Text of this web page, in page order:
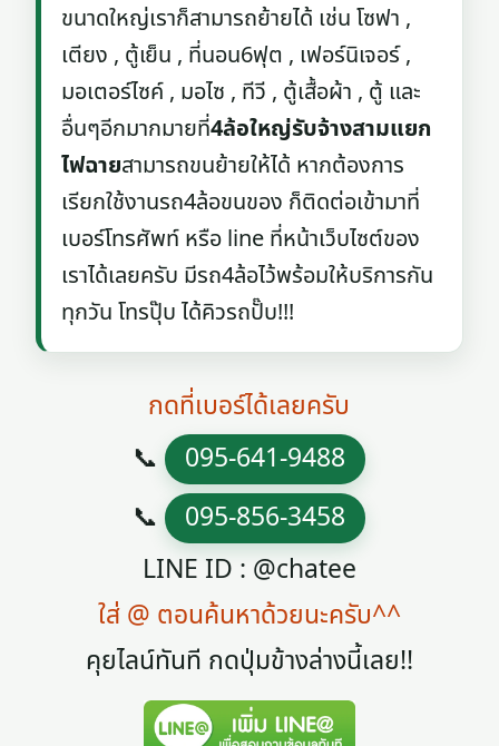
ขนาดใหญ่เราก็สามารถย้ายได้ เช่น โซฟา ,
เตียง , ตู้เย็น , ที่นอน6ฟุต , เฟอร์นิเจอร์ ,
มอเตอร์ไซค์ , มอไซ , ทีวี , ตู้เสื้อผ้า , ตู้ และ
อื่นๆอีกมากมายที่4ล้อใหญ่รับจ้างสามแยก
ไฟฉายสามารถขนย้ายให้ได้ หากต้องการ
เรียกใช้งานรถ4ล้อขนของ ก็ติดต่อเข้ามาที่
เบอร์โทรศัพท์ หรือ line ที่หน้าเว็บไซต์ของ
เราได้เลยครับ มีรถ4ล้อไว้พร้อมให้บริการกัน
ทุกวัน โทรปุ๊บ ได้คิวรถปั๊บ!!!
กดที่เบอร์ได้เลยครับ
📞 095-641-9488
📞 095-856-3458
LINE ID : @chatee
ใส่ @ ตอนค้นหาด้วยนะครับ^^
คุยไลน์ทันที กดปุ่มข้างล่างนี้เลย!!